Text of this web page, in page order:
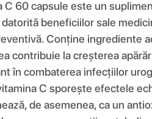
60 capsule este un
beneficiilor sale
Conține ingrediente
contribuie la creșterea
în combaterea infecțiilor
C sporește efectele
de asemenea, ca un